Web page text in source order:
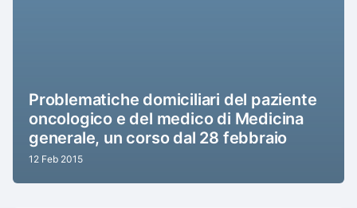
Problematiche domiciliari del paziente
oncologico e del medico di Medicina
generale, un corso dal 28 febbraio
12 Feb 2015